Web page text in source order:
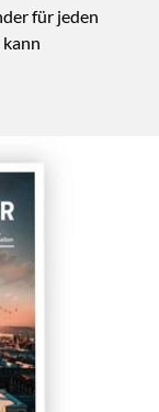
für jeden